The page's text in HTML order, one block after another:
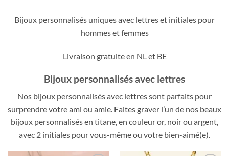
Bijoux personnalisés uniques avec lettres et initiales pour
hommes et femmes
Livraison gratuite en NL et BE
Bijoux personnalisés avec lettres
Nos bijoux personnalisés avec lettres sont parfaits pour
surprendre votre ami ou amie. Faites graver l’un de nos beaux
bijoux personnalisés en titane, en couleur or, noir ou argent,
avec 2 initiales pour vous-même ou votre bien-aimé(e).